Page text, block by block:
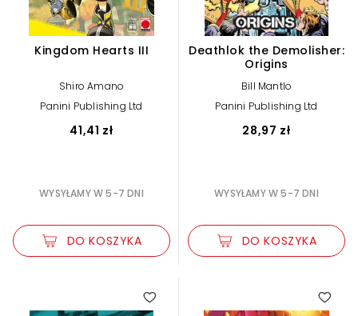
Kingdom Hearts III
Shiro Amano
Panini Publishing Ltd
41,41 zł
WYSYŁAMY W 5-7 DNI
DO KOSZYKA
Deathlok the Demolisher:
Origins
Bill Mantlo
Panini Publishing Ltd
28,97 zł
WYSYŁAMY W 5-7 DNI
DO KOSZYKA